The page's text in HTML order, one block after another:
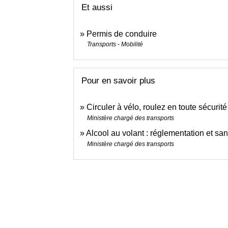
Et aussi
Permis de conduire
Transports - Mobilité
Pour en savoir plus
Circuler à vélo, roulez en toute sécurité
Ministère chargé des transports
Alcool au volant : réglementation et
Ministère chargé des transports